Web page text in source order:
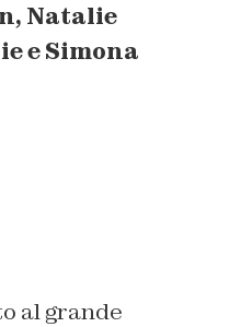
Natalie
e Simona
al grande